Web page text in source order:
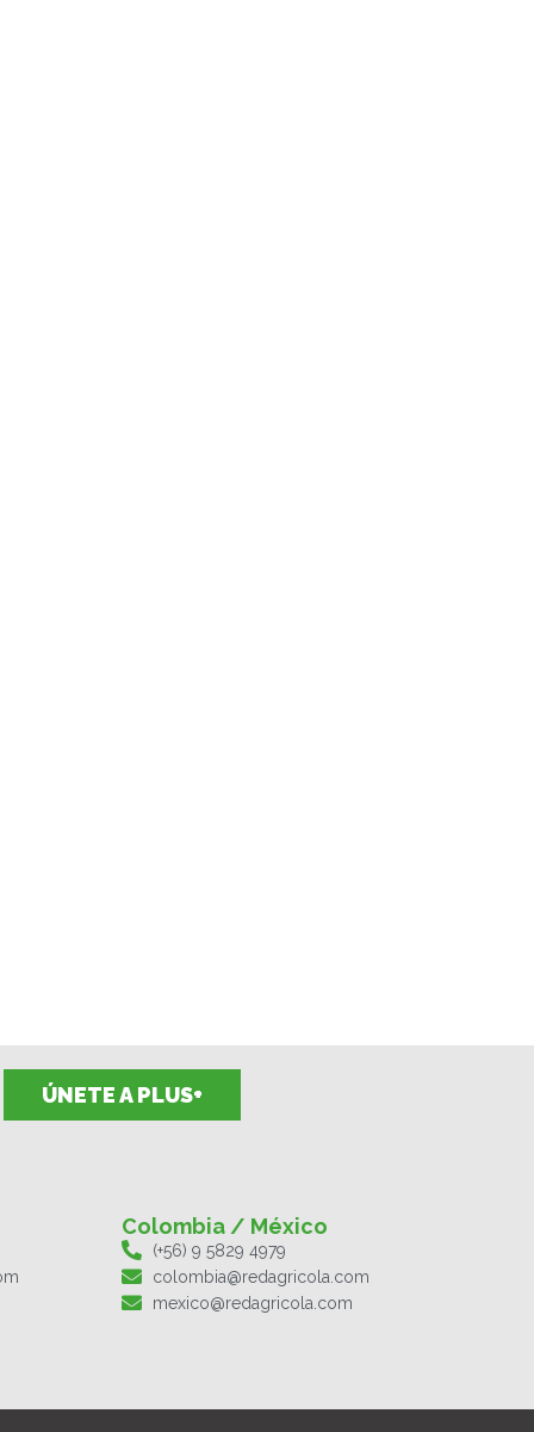
ÚNETE A PLUS+
Colombia / México
(+56) 9 5829 4979
colombia@redagricola.com
mexico@redagricola.com